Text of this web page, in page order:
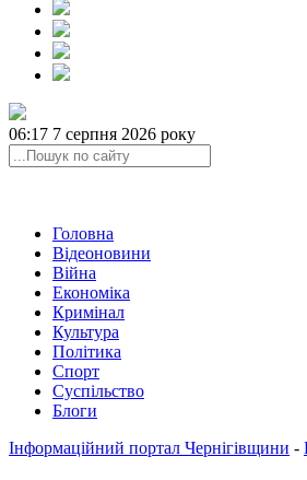
06:17 7 серпня 2026 року
Головна
Відеоновини
Війна
Економіка
Кримінал
Культура
Політика
Спорт
Суспільство
Блоги
Інформаційний портал Чернігівщини -